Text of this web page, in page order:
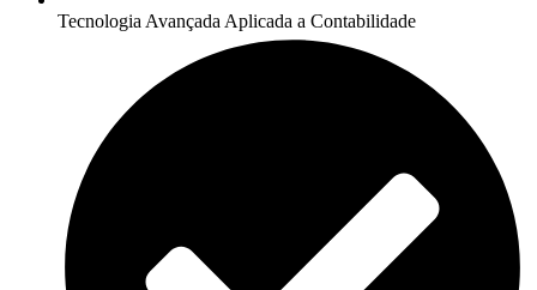
Tecnologia Avançada Aplicada a Contabilidade